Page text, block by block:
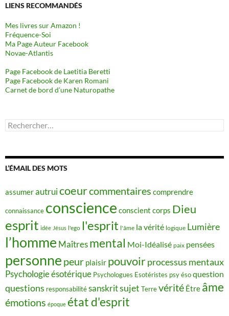
LIENS RECOMMANDÉS
Mes livres sur Amazon !
Fréquence-Soi
Ma Page Auteur Facebook
Novae-Atlantis
Page Facebook de Laetitia Beretti
Page Facebook de Karen Romani
Carnet de bord d’une Naturopathe
Rechercher :
L’ÉMAIL DES MOTS
assumerautruicoeurcommentaires comprendre
connaissance conscience conscient corps Dieu
esprit idée Jésus l'ego l'esprit l'âme la vérité logique Lumière
l’homme Maîtres mental Moi-Idéalisé paix pensées
personne peur plaisir pouvoirprocessus mentaux
Psychologie ésotérique Psychologues Esotéristes psy ésoquestion
questions responsabilitésanskritsujet Terrevérité Être âme
émotions époque état d'esprit